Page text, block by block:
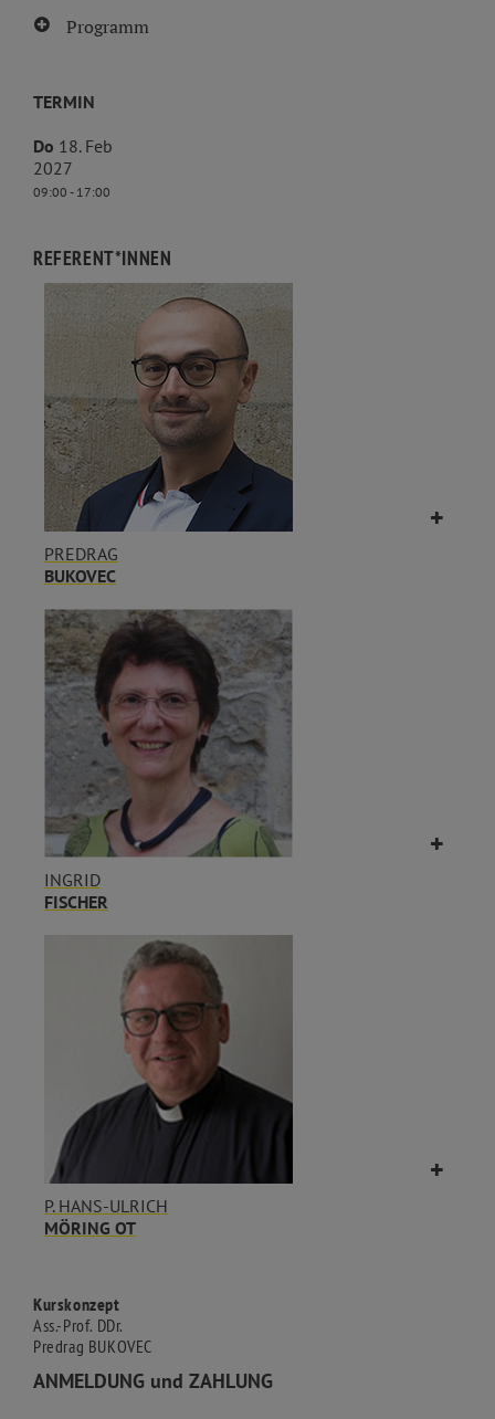
Programm
TERMIN
Do 18. Feb
2027
09:00 - 17:00
REFERENT*INNEN
PREDRAG
BUKOVEC
INGRID
FISCHER
P. HANS-ULRICH
MÖRING OT
Kurskonzept
Ass.-Prof. DDr.
Predrag BUKOVEC
ANMELDUNG und ZAHLUNG